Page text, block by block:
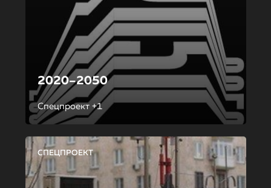
2020–2050
Спецпроект +1
СПЕЦПРОЕКТ